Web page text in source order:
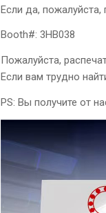
Если да, пожалуйста,
Booth#: 3HB038
Пожалуйста,
Если вам трудно
PS: Вы получите от